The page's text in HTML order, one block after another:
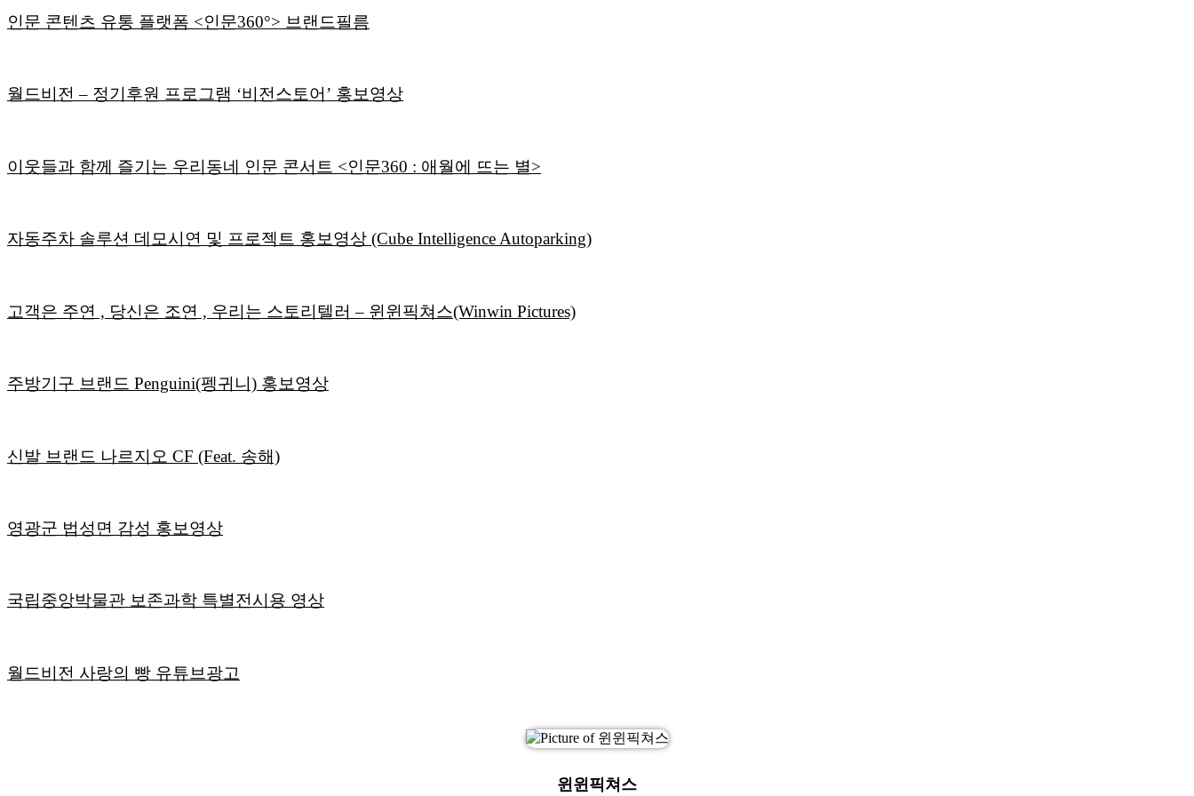
인문 콘텐츠 유통 플랫폼 <인문360°> 브랜드필름
월드비전 – 정기후원 프로그램 ‘비전스토어’ 홍보영상
이웃들과 함께 즐기는 우리동네 인문 콘서트 <인문360 : 애월에 뜨는 별>
자동주차 솔루션 데모시연 및 프로젝트 홍보영상 (Cube Intelligence Autoparking)
고객은 주연 , 당신은 조연 , 우리는 스토리텔러 – 윈윈픽쳐스(Winwin Pictures)
주방기구 브랜드 Penguini(펭귀니) 홍보영상
신발 브랜드 나르지오 CF (Feat. 송해)
영광군 법성면 감성 홍보영상
국립중앙박물관 보존과학 특별전시용 영상
월드비전 사랑의 빵 유튜브광고
윈윈픽쳐스